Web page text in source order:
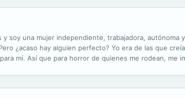
soy una mujer independiente, trabajadora, autónoma
¿acaso hay alguien perfecto? Yo era de las que
mí. Así que para horror de quienes me rodean, me